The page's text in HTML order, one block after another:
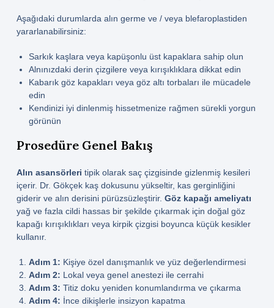
Aşağıdaki durumlarda alın germe ve / veya blefaroplastiden
yararlanabilirsiniz:
Sarkık kaşlara veya kapüşonlu üst kapaklara sahip olun
Alnınızdaki derin çizgilere veya kırışıklıklara dikkat edin
Kabarık göz kapakları veya göz altı torbaları ile mücadele
edin
Kendinizi iyi dinlenmiş hissetmenize rağmen sürekli yorgun
görünün
Prosedüre Genel Bakış
Alın asansörleri tipik olarak saç çizgisinde gizlenmiş kesileri
içerir. Dr. Gökçek kaş dokusunu yükseltir, kas gerginliğini
giderir ve alın derisini pürüzsüzleştirir. Göz kapağı ameliyatı
yağ ve fazla cildi hassas bir şekilde çıkarmak için doğal göz
kapağı kırışıklıkları veya kirpik çizgisi boyunca küçük kesikler
kullanır.
Adım 1: Kişiye özel danışmanlık ve yüz değerlendirmesi
Adım 2: Lokal veya genel anestezi ile cerrahi
Adım 3: Titiz doku yeniden konumlandırma ve çıkarma
Adım 4: İnce dikişlerle insizyon kapatma